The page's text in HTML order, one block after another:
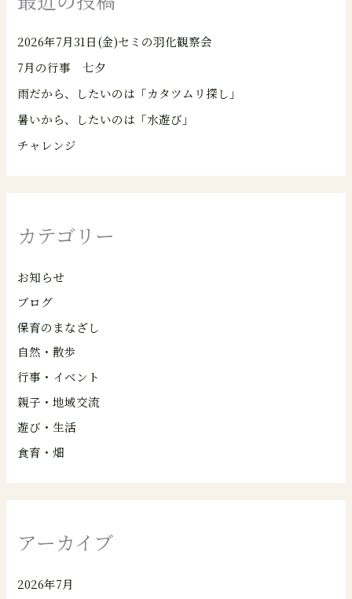
2026年7月31日(金)セミの羽化観察会
7月の行事 七夕
雨だから、したいのは「カタツムリ探し」
暑いから、したいのは「水遊び」
チャレンジ
カテゴリー
お知らせ
ブログ
保育のまなざし
自然・散歩
行事・イベント
親子・地域交流
遊び・生活
食育・畑
アーカイブ
2026年7月